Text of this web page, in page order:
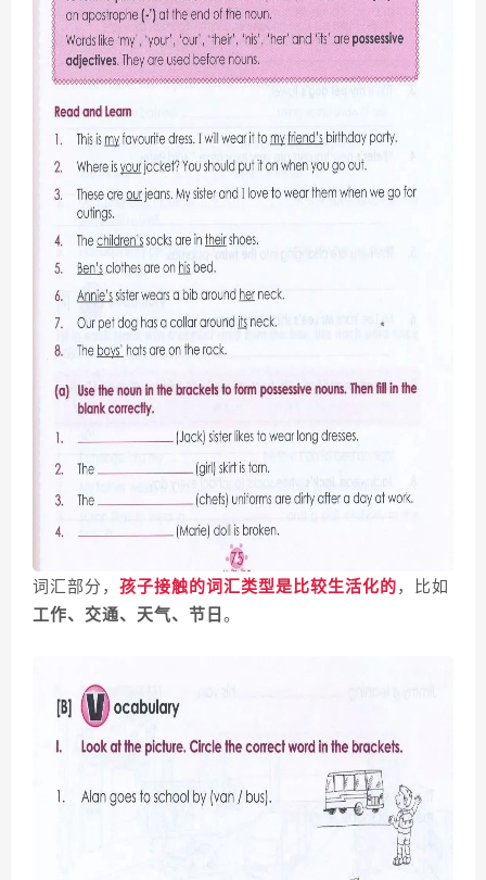
词汇部分， 孩子接触的词汇类型是比较生活化的，比如
工作、交通、天气、节日。